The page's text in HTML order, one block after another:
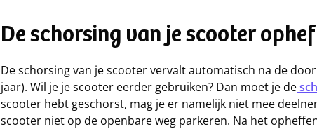
De schorsing van je scooter
De schorsing van je scooter vervalt automatisch na de
jaar). Wil je je scooter eerder gebruiken? Dan moet je de
scooter hebt geschorst, mag je er namelijk niet mee
scooter niet op de openbare weg parkeren. Na het